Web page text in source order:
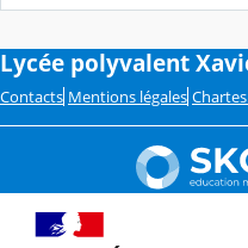
Lycée polyvalent
Contacts Mentions légales